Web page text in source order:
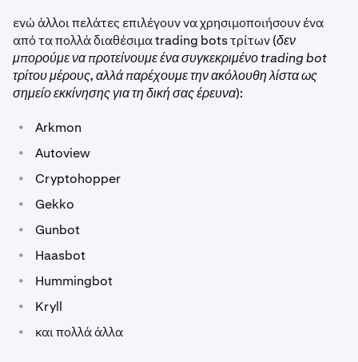
ενώ άλλοι πελάτες επιλέγουν να χρησιμοποιήσουν ένα
από τα πολλά διαθέσιμα trading bots τρίτων (δεν
μπορούμε να προτείνουμε ένα συγκεκριμένο trading bot
τρίτου μέρους, αλλά παρέχουμε την ακόλουθη λίστα ως
σημείο εκκίνησης για τη δική σας έρευνα):
• Arkmon
• Autoview
• Cryptohopper
• Gekko
• Gunbot
• Haasbot
• Hummingbot
• Kryll
• και πολλά άλλα